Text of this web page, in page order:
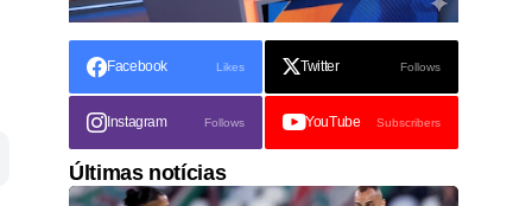
Facebook Likes Twitter Follows
Instagram Follows YouTube Subscribers
Últimas notícias